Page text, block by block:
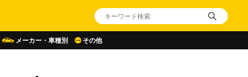
メーカー・車種別 その他